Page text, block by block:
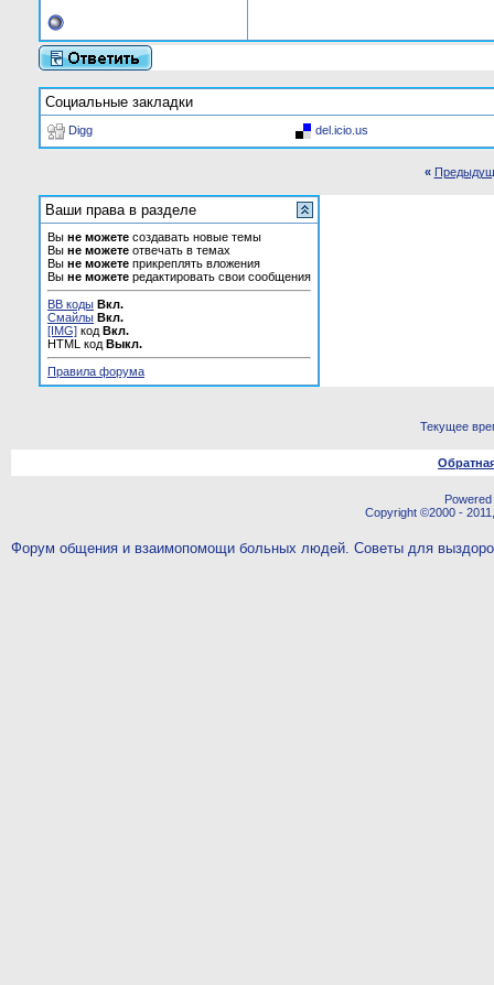
Социальные закладки
Digg del.icio.us
«
Ваши права в разделе
Вы не можете создавать новые темы
Вы не можете отвечать в темах
Вы не можете прикреплять вложения
Вы не можете редактировать свои сообщения
BB коды Вкл.
Смайлы Вкл.
[IMG] код Вкл.
HTML код Выкл.
Правила форума
Текущее
Copyright ©2000 -
Форум общения и взаимопомощи больных людей. Советы для